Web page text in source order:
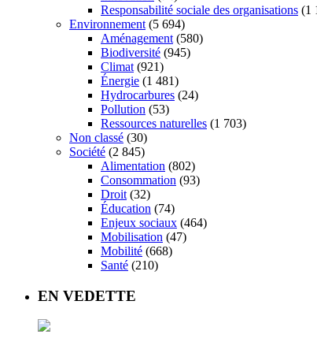
Responsabilité sociale des organisations (1
Environnement (5 694)
Aménagement (580)
Biodiversité (945)
Climat (921)
Énergie (1 481)
Hydrocarbures (24)
Pollution (53)
Ressources naturelles (1 703)
Non classé (30)
Société (2 845)
Alimentation (802)
Consommation (93)
Droit (32)
Éducation (74)
Enjeux sociaux (464)
Mobilisation (47)
Mobilité (668)
Santé (210)
EN VEDETTE